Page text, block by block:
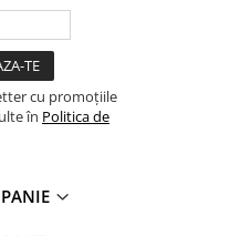
cu promoțiile
în Politica de